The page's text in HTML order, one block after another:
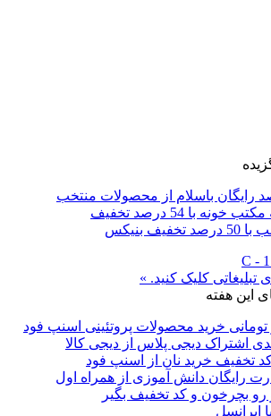
با 54 درصد تخفیف
بنیکس
کلیک کنید. »
این هفته
رایگان دانش آموزی از همراه اول
بچرخون و کد تخفیف بگیر
ایرانسل